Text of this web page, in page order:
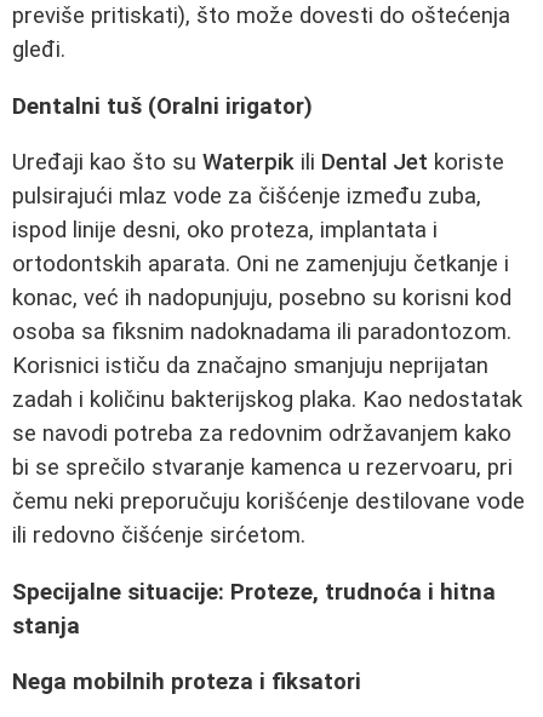
previše pritiskati), što može dovesti do oštećenja
gleđi.
Dentalni tuš (Oralni irigator)
Uređaji kao što su Waterpik ili Dental Jet koriste
pulsirajući mlaz vode za čišćenje između zuba,
ispod linije desni, oko proteza, implantata i
ortodontskih aparata. Oni ne zamenjuju četkanje i
konac, već ih nadopunjuju, posebno su korisni kod
osoba sa fiksnim nadoknadama ili paradontozom.
Korisnici ističu da značajno smanjuju neprijatan
zadah i količinu bakterijskog plaka. Kao nedostatak
se navodi potreba za redovnim održavanjem kako
bi se sprečilo stvaranje kamenca u rezervoaru, pri
čemu neki preporučuju korišćenje destilovane vode
ili redovno čišćenje sirćetom.
Specijalne situacije: Proteze, trudnoća i hitna
stanja
Negа mobilnih proteza i fiksatori